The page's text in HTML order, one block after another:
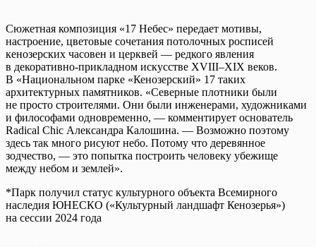
Сюжетная композиция «17 Небес» передает мотивы,
настроение, цветовые сочетания потолочных росписей
кенозерских часовен и церквей — редкого явления
в декоративно-прикладном искусстве XVIII–XIX веков.
В «Национальном парке «Кенозерский» 17 таких
архитектурных памятников. «Северные плотники были
не просто строителями. Они были инженерами, художниками
и философами одновременно, — комментирует основатель
Radical Chic Александра Калошина. — Возможно поэтому
здесь так много рисуют небо. Потому что деревянное
зодчество, — это попытка построить человеку убежище
между небом и землей».
*Парк получил статус культурного объекта Всемирного
наследия ЮНЕСКО («Культурный ландшафт Кенозерья»)
на сессии 2024 года